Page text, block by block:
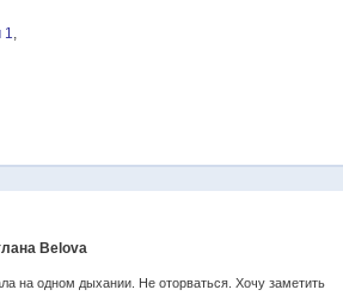
1
Belova
на одном дыхании. Не оторваться. Хочу заметить